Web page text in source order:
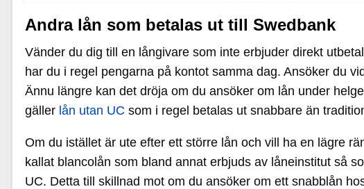
Andra lån som betalas ut till Swedbank
Vänder du dig till en långivare som inte erbjuder direkt
har du i regel pengarna på kontot samma dag. Ansöker du
Ännu längre kan det dröja om du ansöker om lån under
gäller lån utan UC som i regel betalas ut snabbare än
Om du istället är ute efter ett större lån och vill ha en lägre
kallat blancolån som bland annat erbjuds av låneinstitut så
UC. Detta till skillnad mot om du ansöker om ett snabblån